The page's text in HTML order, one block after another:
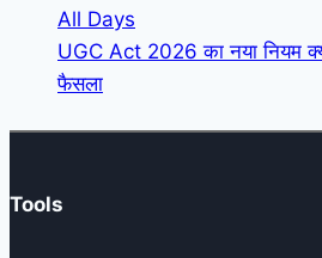
All Days
UGC Act 2026 का नया नियम
फैसला
Tools